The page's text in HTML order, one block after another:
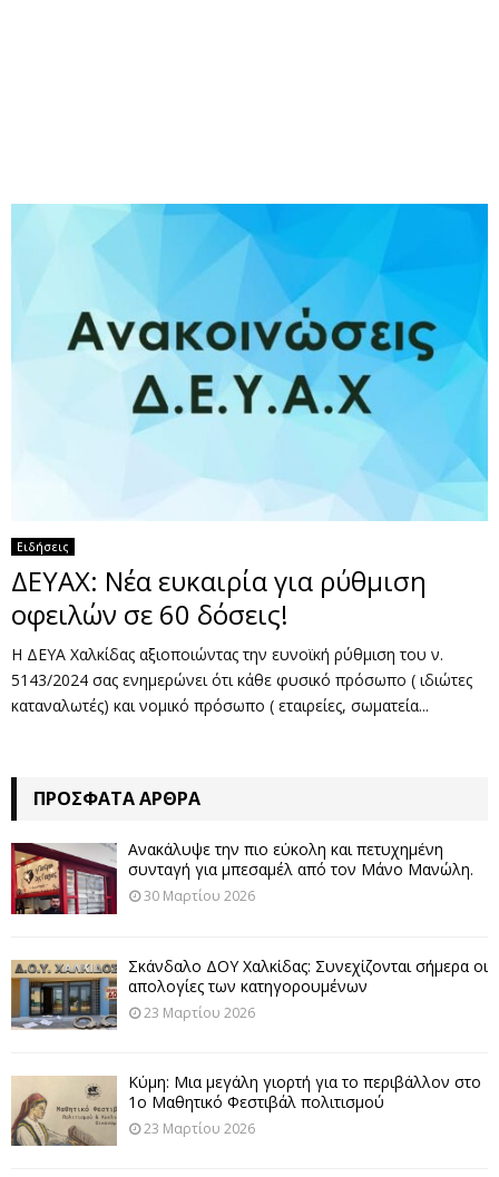
U
Ειδήσεις
ΔΕΥΑΧ: Νέα ευκαιρία για ρύθμιση
οφειλών σε 60 δόσεις!
Η ΔΕΥΑ Χαλκίδας αξιοποιώντας την ευνοϊκή ρύθμιση του ν.
5143/2024 σας ενημερώνει ότι κάθε φυσικό πρόσωπο ( ιδιώτες
καταναλωτές) και νομικό πρόσωπο ( εταιρείες, σωματεία...
ΠΡΌΣΦΑΤΑ ΆΡΘΡΑ
Ανακάλυψε την πιο εύκολη και πετυχημένη
συνταγή για μπεσαμέλ από τον Μάνο Μανώλη.
30 Μαρτίου 2026
Σκάνδαλο ΔΟΥ Χαλκίδας: Συνεχίζονται σήμερα οι
απολογίες των κατηγορουμένων
23 Μαρτίου 2026
Κύμη: Μια μεγάλη γιορτή για το περιβάλλον στο
1ο Μαθητικό Φεστιβάλ πολιτισμού
23 Μαρτίου 2026